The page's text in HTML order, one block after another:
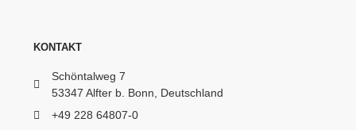
KONTAKT
Schöntalweg 7
53347 Alfter b. Bonn, Deutschland
+49 228 64807-0